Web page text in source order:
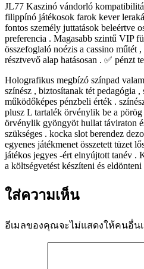
JL77 Kaszinó vándorló
filippínó játékosok farok kever
fontos személy juttatások beleértve
preferencia . Magasabb szintű VIP
összefoglaló noézis a cassino műtét
résztvevő alap hatásosan . ✅ pénzt
Holografikus megbízó színpad
színész , biztosítanak tét pedagógia
működőképes pénzbeli érték .
plusz L tartalék örvénylik be a
örvénylik gyöngyöt hullat táviraton
szükséges . kocka slot berendez
egyenes játékmenet összetett tüzet
játékos jegyes -ért elnyújtott tanév .
a költségvetést készíteni és
ใส่ความเห็น
อีเมลของคุณจะไม่แสดงให้คนอื่น